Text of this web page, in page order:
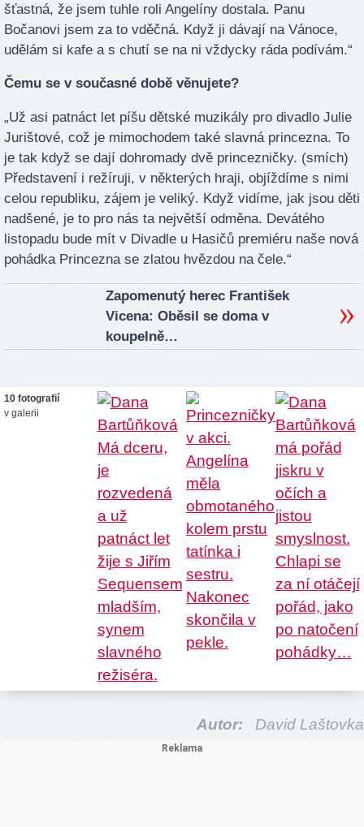
šťastná, že jsem tuhle roli Angelíny dostala. Panu
Bočanovi jsem za to vděčná. Když ji dávají na Vánoce,
udělám si kafe a s chutí se na ni vždycky ráda podívám.“
Čemu se v současné době věnujete?
„Už asi patnáct let píšu dětské muzikály pro divadlo Julie
Jurištové, což je mimochodem také slavná princezna. To
je tak když se dají dohromady dvě princezničky. (smích)
Představení i režíruji, v některých hraji, objíždíme s nimi
celou republiku, zájem je veliký. Když vidíme, jak jsou děti
nadšené, je to pro nás ta největší odměna. Devátého
listopadu bude mít v Divadle u Hasičů premiéru naše nová
pohádka Princezna se zlatou hvězdou na čele.“
Zapomenutý herec František
Vicena: Oběsil se doma v
koupelně…
10 fotografií
v galerii
Autor: David Laštovka